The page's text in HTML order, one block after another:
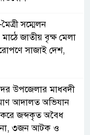
সম্মেলন
মাঠে জাতীয় বৃক্ষ মেলা
সাজাই দেশ,
উপজেলার মাধবদী
আদালত অভিযান
করে জব্দকৃত অবৈধ
৩জন আটক ও